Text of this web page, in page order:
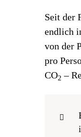
Seit der
endlich
von der
pro
CO2 –